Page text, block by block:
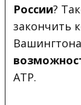
России?
закончить
АТР.